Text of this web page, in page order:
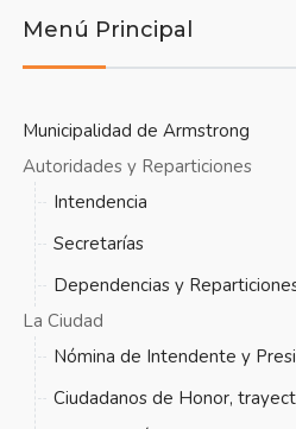
Menú Principal
Municipalidad de Armstrong
Autoridades y Reparticiones
Intendencia
Secretarías
Dependencias y
La Ciudad
Nómina de Intendente y
Ciudadanos de Honor,